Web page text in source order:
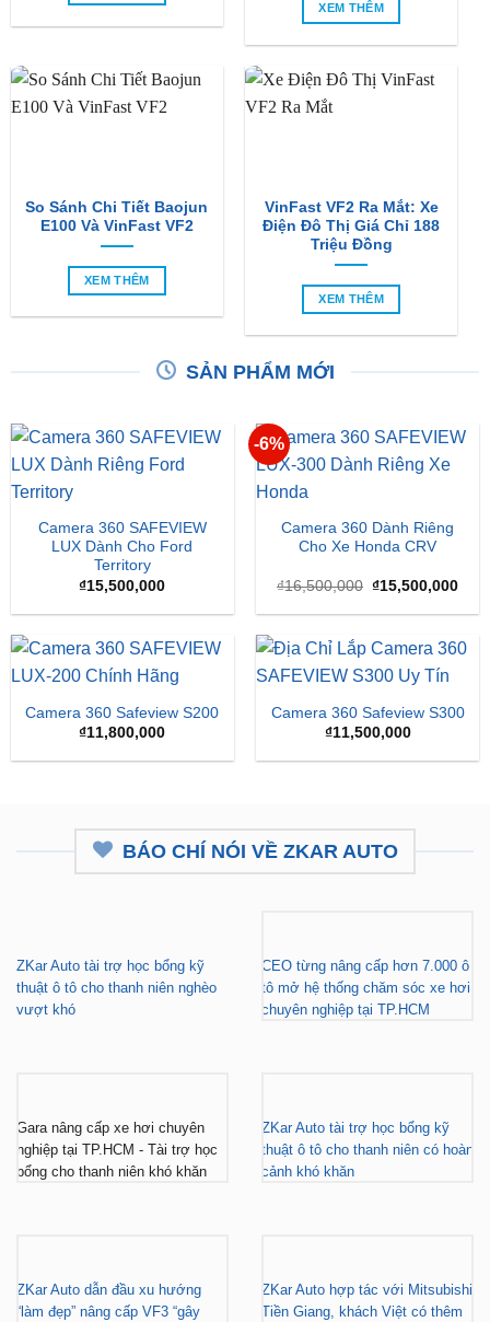
XEM THÊM
So Sánh Chi Tiết Baojun
E100 Và VinFast VF2
XEM THÊM
VinFast VF2 Ra Mắt: Xe
Điện Đô Thị Giá Chỉ 188
Triệu Đồng
XEM THÊM
SẢN PHẨM MỚI
Camera 360 SAFEVIEW
LUX Dành Cho Ford
Territory
₫15,500,000
-6%
Camera 360 Dành Riêng
Cho Xe Honda CRV
₫16,500,000 Giá
là:
₫15,500,000Giá
tại
Camera 360 Safeview S200
₫11,800,000
Camera 360 Safeview S300
₫11,500,000
BÁO CHÍ NÓI VỀ ZKAR AUTO
ZKar Auto tài trợ học bổng kỹ
thuật ô tô cho thanh niên nghèo
vượt khó
CEO từng nâng cấp hơn 7.000 ô
tô mở hệ thống chăm sóc xe hơi
chuyên nghiệp tại TP.HCM
Gara nâng cấp xe hơi chuyên
nghiệp tại TP.HCM - Tài trợ học
bổng cho thanh niên khó khăn
ZKar Auto tài trợ học bổng kỹ
thuật ô tô cho thanh niên có hoàn
cảnh khó khăn
ZKar Auto dẫn đầu xu hướng
“làm đẹp” nâng cấp VF3 “gây
ZKar Auto hợp tác với Mitsubishi
Tiền Giang, khách Việt có thêm